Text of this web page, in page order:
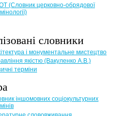
(Словник церковно-обрядової
словники
і монументальне мистецтво
якістю (Вакуленко А.В.)
терміни
іншомовних соціокультурних